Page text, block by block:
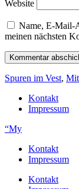
Website
Name, E-Mail-
meinen nächsten
Spuren im Vest, Mit
Kontakt
Impressum
“My
Kontakt
Impressum
Kontakt